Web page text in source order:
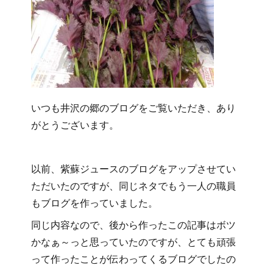
いつも井沢の郷のブログをご覧いただき、あり
がとうございます。
以前、紫蘇ジュースのブログをアップさせてい
ただいたのですが、同じネタでもう一人の職員
もブログを作っていました。
同じ内容なので、後から作ったこの記事はボツ
かなぁ～っと思っていたのですが、とても頑張
って作ったことが伝わってくるブログでしたの